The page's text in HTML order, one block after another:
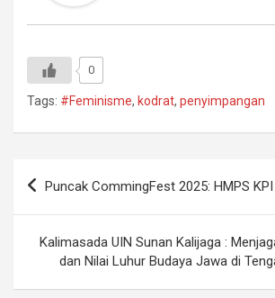
0
Tags: #Feminisme, kodrat, penyimpangan
Navigasi
pos
Puncak CommingFest 2025: HMPS
Kalimasada UIN Sunan Kalijaga :
dan Nilai Luhur Budaya Jawa di